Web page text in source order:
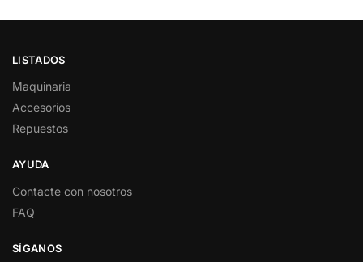
LISTADOS
Maquinaria
Accesorios
Repuestos
AYUDA
Contacte con nosotros
FAQ
SÍGANOS